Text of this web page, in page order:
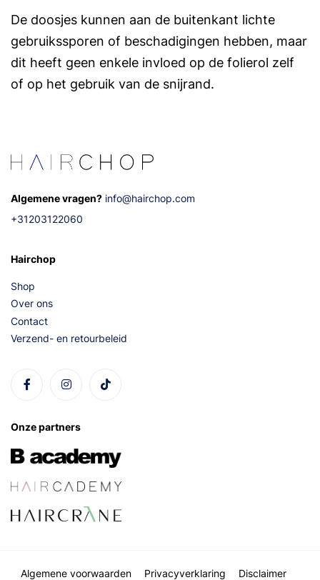
De doosjes kunnen aan de buitenkant lichte
gebruikssporen of beschadigingen hebben, maar
dit heeft geen enkele invloed op de folierol zelf
of op het gebruik van de snijrand.
Algemene vragen? info@hairchop.com
+31203122060
Hairchop
Shop
Over ons
Contact
Verzend- en retourbeleid
Onze partners
Algemene voorwaarden Privacyverklaring Disclaimer